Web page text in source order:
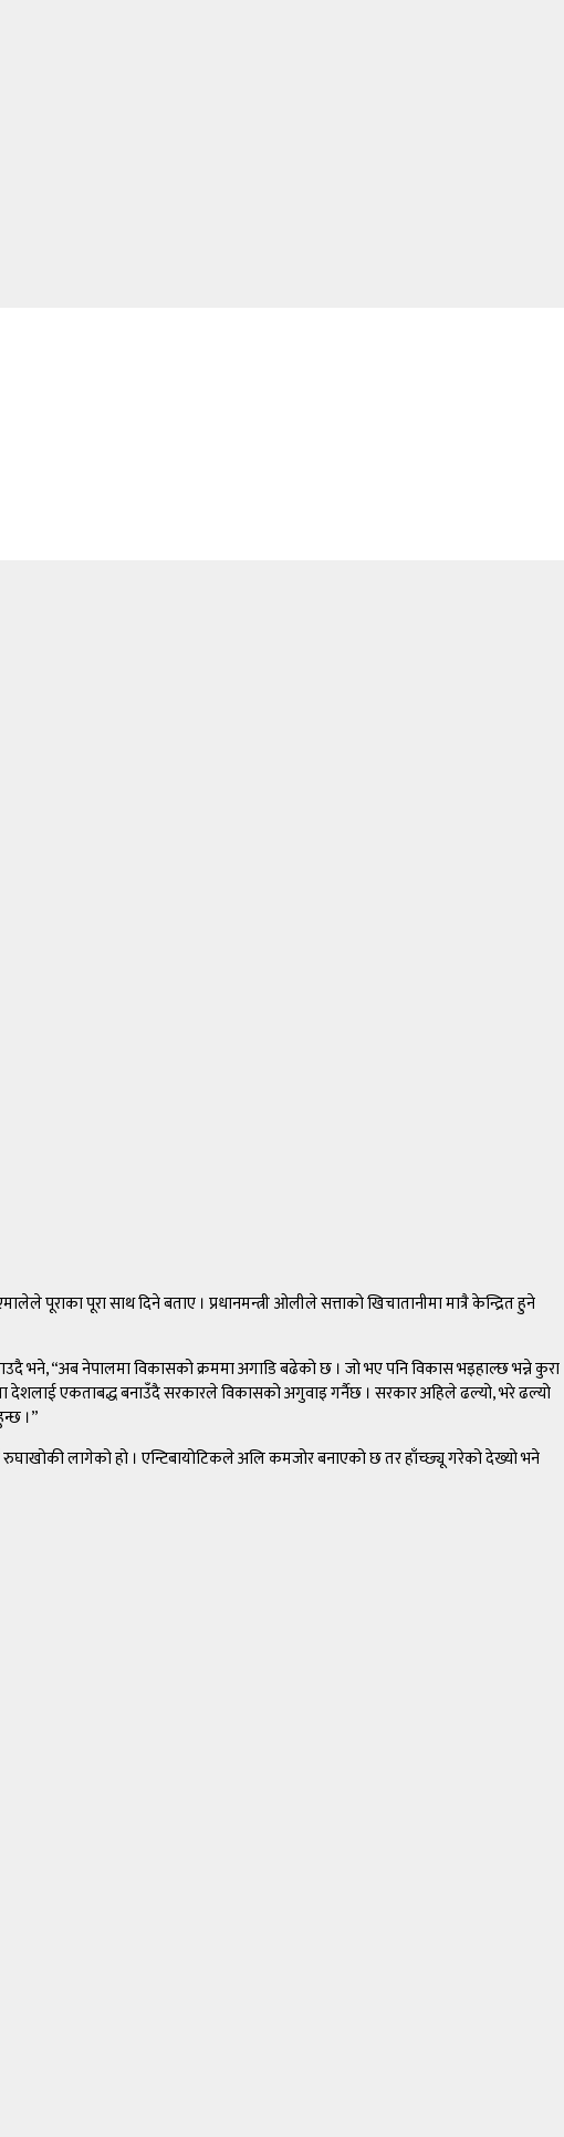
पूरा साथ दिने बताए । प्रधानमन्त्री ओलीले सत्ताको खिचातानीमा मात्रै केन्द्रित हुने
भने, “अब नेपालमा विकासको क्रममा अगाडि बढेको छ । जो भए पनि विकास भइहाल्छ भन्ने कुरा
देशलाई एकताबद्ध बनाउँदै सरकारले विकासको अगुवाइ गर्नैछ । सरकार अहिले ढल्यो, भरे ढल्यो
।”
लागेको हो । एन्टिबायोटिकले अलि कमजोर बनाएको छ तर हाँच्छ्यू गरेको देख्यो भने